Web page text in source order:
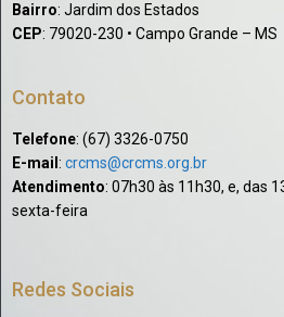
Bairro: Jardim dos Estados
CEP: 79020-230 • Campo Grande – MS
Contato
Telefone: (67) 3326-0750​
E-mail : crcms@crcms.org.br
Atendimento: 07h30 às 11h30, e, das
sexta-feira
Redes Sociais